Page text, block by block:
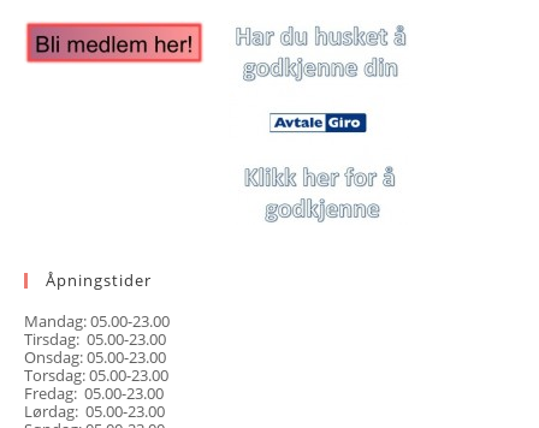
Åpningstider
Mandag: 05.00-23.00
Tirsdag: 05.00-23.00
Onsdag: 05.00-23.00
Torsdag: 05.00-23.00
Fredag: 05.00-23.00
Lørdag: 05.00-23.00